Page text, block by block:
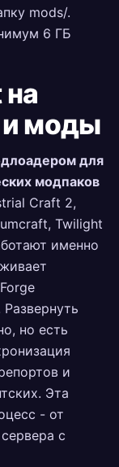
mods/.
6 ГБ
и моды
для
модпаков
Craft 2,
Twilight
именно
но есть
и
Эта
- от
с